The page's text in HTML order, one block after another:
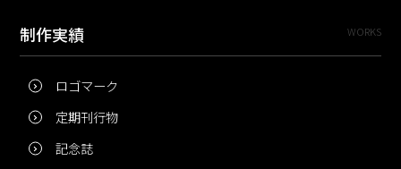
制作実績 WORKS
ロゴマーク
定期刊行物
記念誌